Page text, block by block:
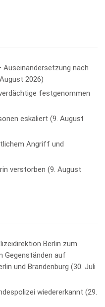
nach
2026
festgenommen
eskaliert 9. August
Angriff und
verstorben 9. August
Berlin zum
Gegenständen auf
und Brandenburg 30. Juli
wiedererkannt 29.